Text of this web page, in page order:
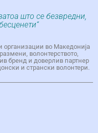
што се безвредни,
во Македонија
волонтерството,
бренд и доверлив партнер
и странски волонтери.